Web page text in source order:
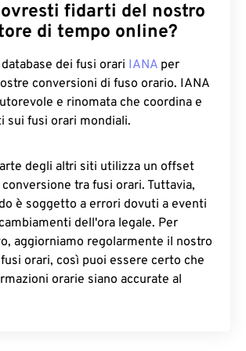
fidarti del nostro
di tempo online?
dei fusi orari IANA per
conversioni di fuso orario. IANA
e rinomata che coordina e
sui fusi orari mondiali.
degli altri siti utilizza un offset
tra fusi orari. Tuttavia,
è soggetto a errori dovuti a eventi
dell'ora legale. Per
aggiorniamo regolarmente il nostro
orari, così puoi essere certo che
orarie siano accurate al